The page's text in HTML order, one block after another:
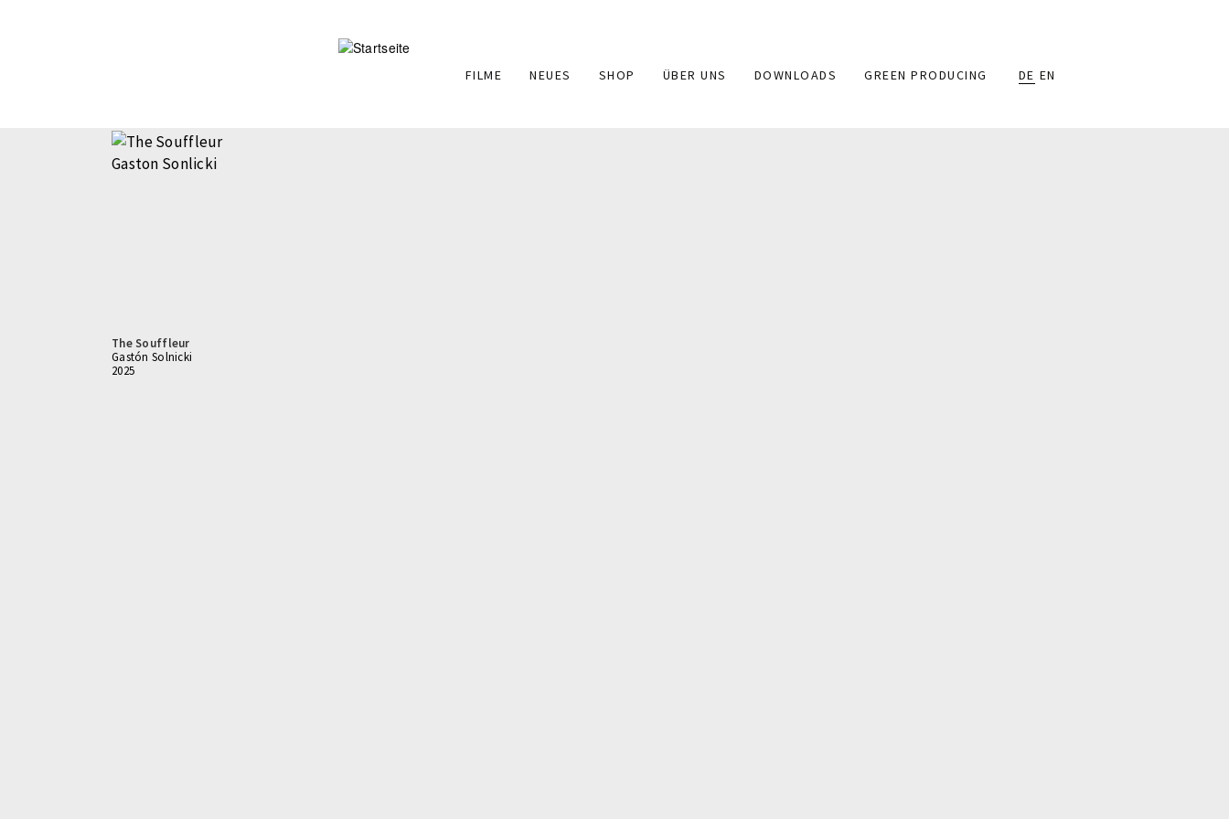
Main
FILME NEUES SHOP ÜBER UNS DOWNLOADS GREEN PRODUCING DE EN
The Souffleur
Gastón Solnicki
2025